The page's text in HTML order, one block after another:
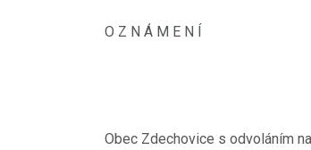
O Z N Á M E N Í
Obec Zdechovice s odvoláním